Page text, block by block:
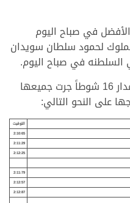
دقيقة هو الأفضل في صباح اليوم
لحمود سلطان سويدان
السلطنه في صباح اليوم.
وتواصلت المنافسات اليوم على مدار 16 شوطاً جرت جميعها
التوقيت
2:10:65
2:11:29
2:12:25
2:11:79
2:12:57
2:12:87